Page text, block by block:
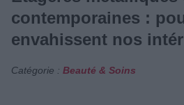
contemporaines :
envahissent nos
Catégorie : Beauté & Soins